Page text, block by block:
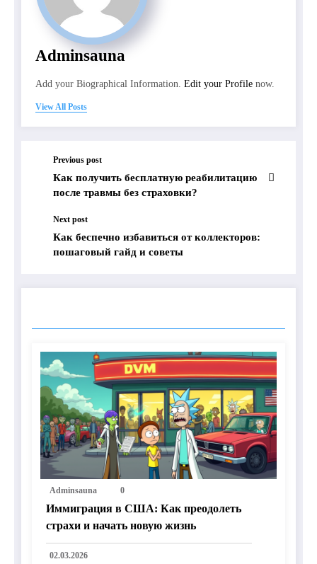
Adminsauna
Add your Biographical Information. Edit your Profile now.
View All Posts
Previous post
Как получить бесплатную реабилитацию
после травмы без страховки?
Next post
Как беспечно избавиться от коллекторов:
пошаговый гайд и советы
Adminsauna 0
Иммиграция в США: Как преодолеть
страхи и начать новую жизнь
02.03.2026